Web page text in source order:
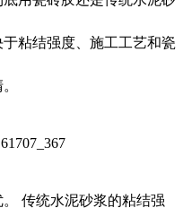
粘结强度、施工工艺和瓷
传统水泥砂浆的粘结强